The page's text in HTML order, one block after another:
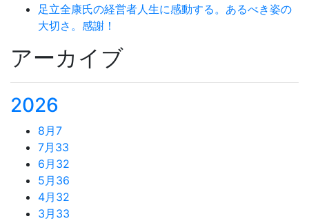
足立全康氏の経営者人生に感動する。あるべき姿の
大切さ。感謝！
アーカイブ
2026
8月7
7月 33
6月 32
5月 36
4月 32
3月 33